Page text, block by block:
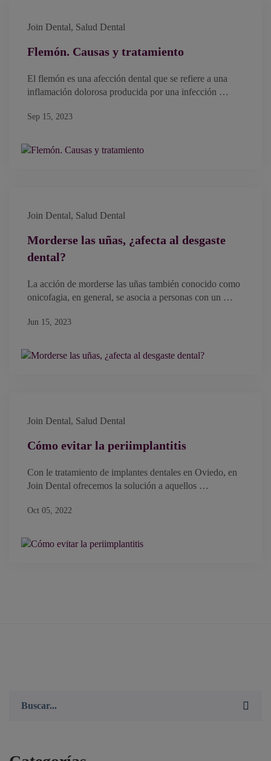
Join Dental, Salud Dental
Flemón. Causas y tratamiento
El flemón es una afección dental que se refiere a una
inflamación dolorosa producida por una infección …
Sep 15, 2023
Join Dental, Salud Dental
Morderse las uñas, ¿afecta al desgaste
dental?
La acción de morderse las uñas también conocido como
onicofagia, en general, se asocia a personas con un …
Jun 15, 2023
Join Dental, Salud Dental
Cómo evitar la periimplantitis
Con le tratamiento de implantes dentales en Oviedo, en
Join Dental ofrecemos la solución a aquellos …
Oct 05, 2022